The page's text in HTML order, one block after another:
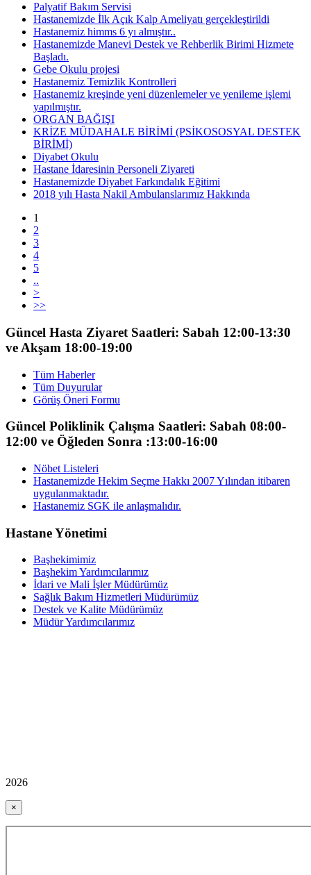
Palyatif Bakım Servisi
Hastanemizde İlk Açık Kalp Ameliyatı gerçekleştirildi
Hastanemiz himms 6 yı almıştır..
Hastanemizde Manevi Destek ve Rehberlik Birimi Hizmete
Başladı.
Gebe Okulu projesi
Hastanemiz Temizlik Kontrolleri
Hastanemiz kreşinde yeni düzenlemeler ve yenileme işlemi
yapılmıştır.
ORGAN BAĞIŞI
KRİZE MÜDAHALE BİRİMİ (PSİKOSOSYAL DESTEK
BİRİMİ)
Diyabet Okulu
Hastane İdaresinin Personeli Ziyareti
Hastanemizde Diyabet Farkındalık Eğitimi
2018 yılı Hasta Nakil Ambulanslarımız Hakkında
1
2
3
4
5
..
>
>>
Güncel Hasta Ziyaret Saatleri: Sabah 12:00-13:30
ve Akşam 18:00-19:00
Tüm Haberler
Tüm Duyurular
Görüş Öneri Formu
Güncel Poliklinik Çalışma Saatleri: Sabah 08:00-
12:00 ve Öğleden Sonra :13:00-16:00
Nöbet Listeleri
Hastanemizde Hekim Seçme Hakkı 2007 Yılından itibaren
uygulanmaktadır.
Hastanemiz SGK ile anlaşmalıdır.
Hastane Yönetimi
Başhekimimiz
Başhekim Yardımcılarımız
İdari ve Mali İşler Müdürümüz
Sağlık Bakım Hizmetleri Müdürümüz
Destek ve Kalite Müdürümüz
Müdür Yardımcılarımız
2026
×